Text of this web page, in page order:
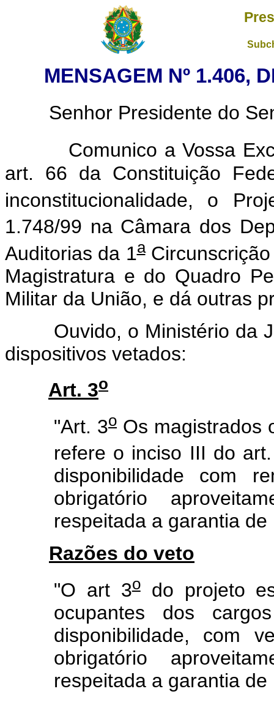
MENSAGEM Nº 1.406,
Senhor Presidente do
Comunico a Vossa
art. 66 da Constituição
inconstitucionalidade, o
1.748/99 na Câmara dos
Auditorias da 1aCircunscrição
Magistratura e do Quadro
Militar da União, e dá outras
Ouvido, o Ministério da
dispositivos vetados:
Art. 3o
"Art. 3o Os magistrados
refere o inciso III do
disponibilidade com
obrigatório
respeitada a garantia
Razões do veto
"O art 3odo projeto
ocupantes dos
disponibilidade, com
obrigatório
respeitada a garantia